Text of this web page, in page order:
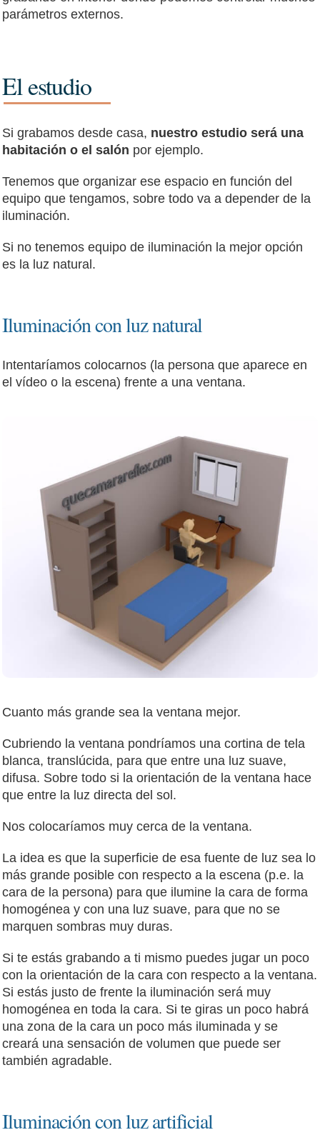
parámetros externos.
El estudio
Si grabamos desde casa, nuestro estudio será una
habitación o el salón por ejemplo.
Tenemos que organizar ese espacio en función del
equipo que tengamos, sobre todo va a depender de la
iluminación.
Si no tenemos equipo de iluminación la mejor opción
es la luz natural.
Iluminación con luz natural
Intentaríamos colocarnos (la persona que aparece en
el vídeo o la escena) frente a una ventana.
Cuanto más grande sea la ventana mejor.
Cubriendo la ventana pondríamos una cortina de tela
blanca, translúcida, para que entre una luz suave,
difusa. Sobre todo si la orientación de la ventana hace
que entre la luz directa del sol.
Nos colocaríamos muy cerca de la ventana.
La idea es que la superficie de esa fuente de luz sea lo
más grande posible con respecto a la escena (p.e. la
cara de la persona) para que ilumine la cara de forma
homogénea y con una luz suave, para que no se
marquen sombras muy duras.
Si te estás grabando a ti mismo puedes jugar un poco
con la orientación de la cara con respecto a la ventana.
Si estás justo de frente la iluminación será muy
homogénea en toda la cara. Si te giras un poco habrá
una zona de la cara un poco más iluminada y se
creará una sensación de volumen que puede ser
también agradable.
Iluminación con luz artificial